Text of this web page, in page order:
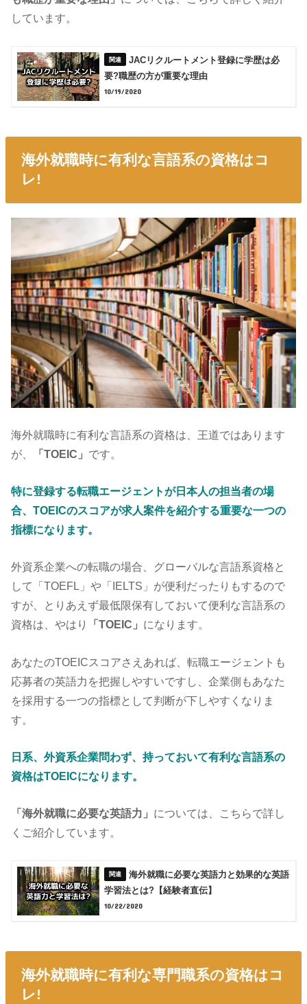
しています。
JACリクルートメント登録に学歴は必
要?職歴の方が重要な理由
10/19/2020
海外就職時に有利な言語系の資格はコ
レ!
海外就職時に有利な言語系の資格は、王道ではあります
が、
「TOEIC」 です。
特に登録する転職エージェントが日本人の担当者の場
合、TOEICのスコアが求人案件を紹介する重要な一つの
指標になります。
外資系企業への転職の場合、グローバルな言語系資格と
して「TOEFL」や「IELTS」が便利だったりもするので
すが、とりあえず最低限保有しておいて便利な言語系の
資格は、やはり
「TOEIC」 になります。
あなたのTOEICスコアさえあれば、転職エージェントも
応募者の英語力を把握しやすいですし、企業側もあなた
を採用する一つの指標として判断が下しやすくなりま
す。
日系、外資系企業問わず、持っておいて有利な言語系の
資格はTOEICになります。
「海外就職に必要な英語力」 については、こちらで詳し
くご紹介しています。
海外就職に必要な英語力と効果的な英語
学習法とは?【経験者直伝】
10/22/2020
海外就職時に有利な専門職系の資格はコ
レ!